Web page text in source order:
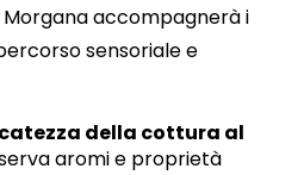
Morgana accompagnerà i
sensoriale e
della cottura al
aromi e proprietà